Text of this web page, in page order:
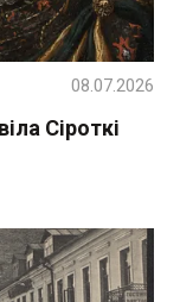
Сіроткі
08.07.2026